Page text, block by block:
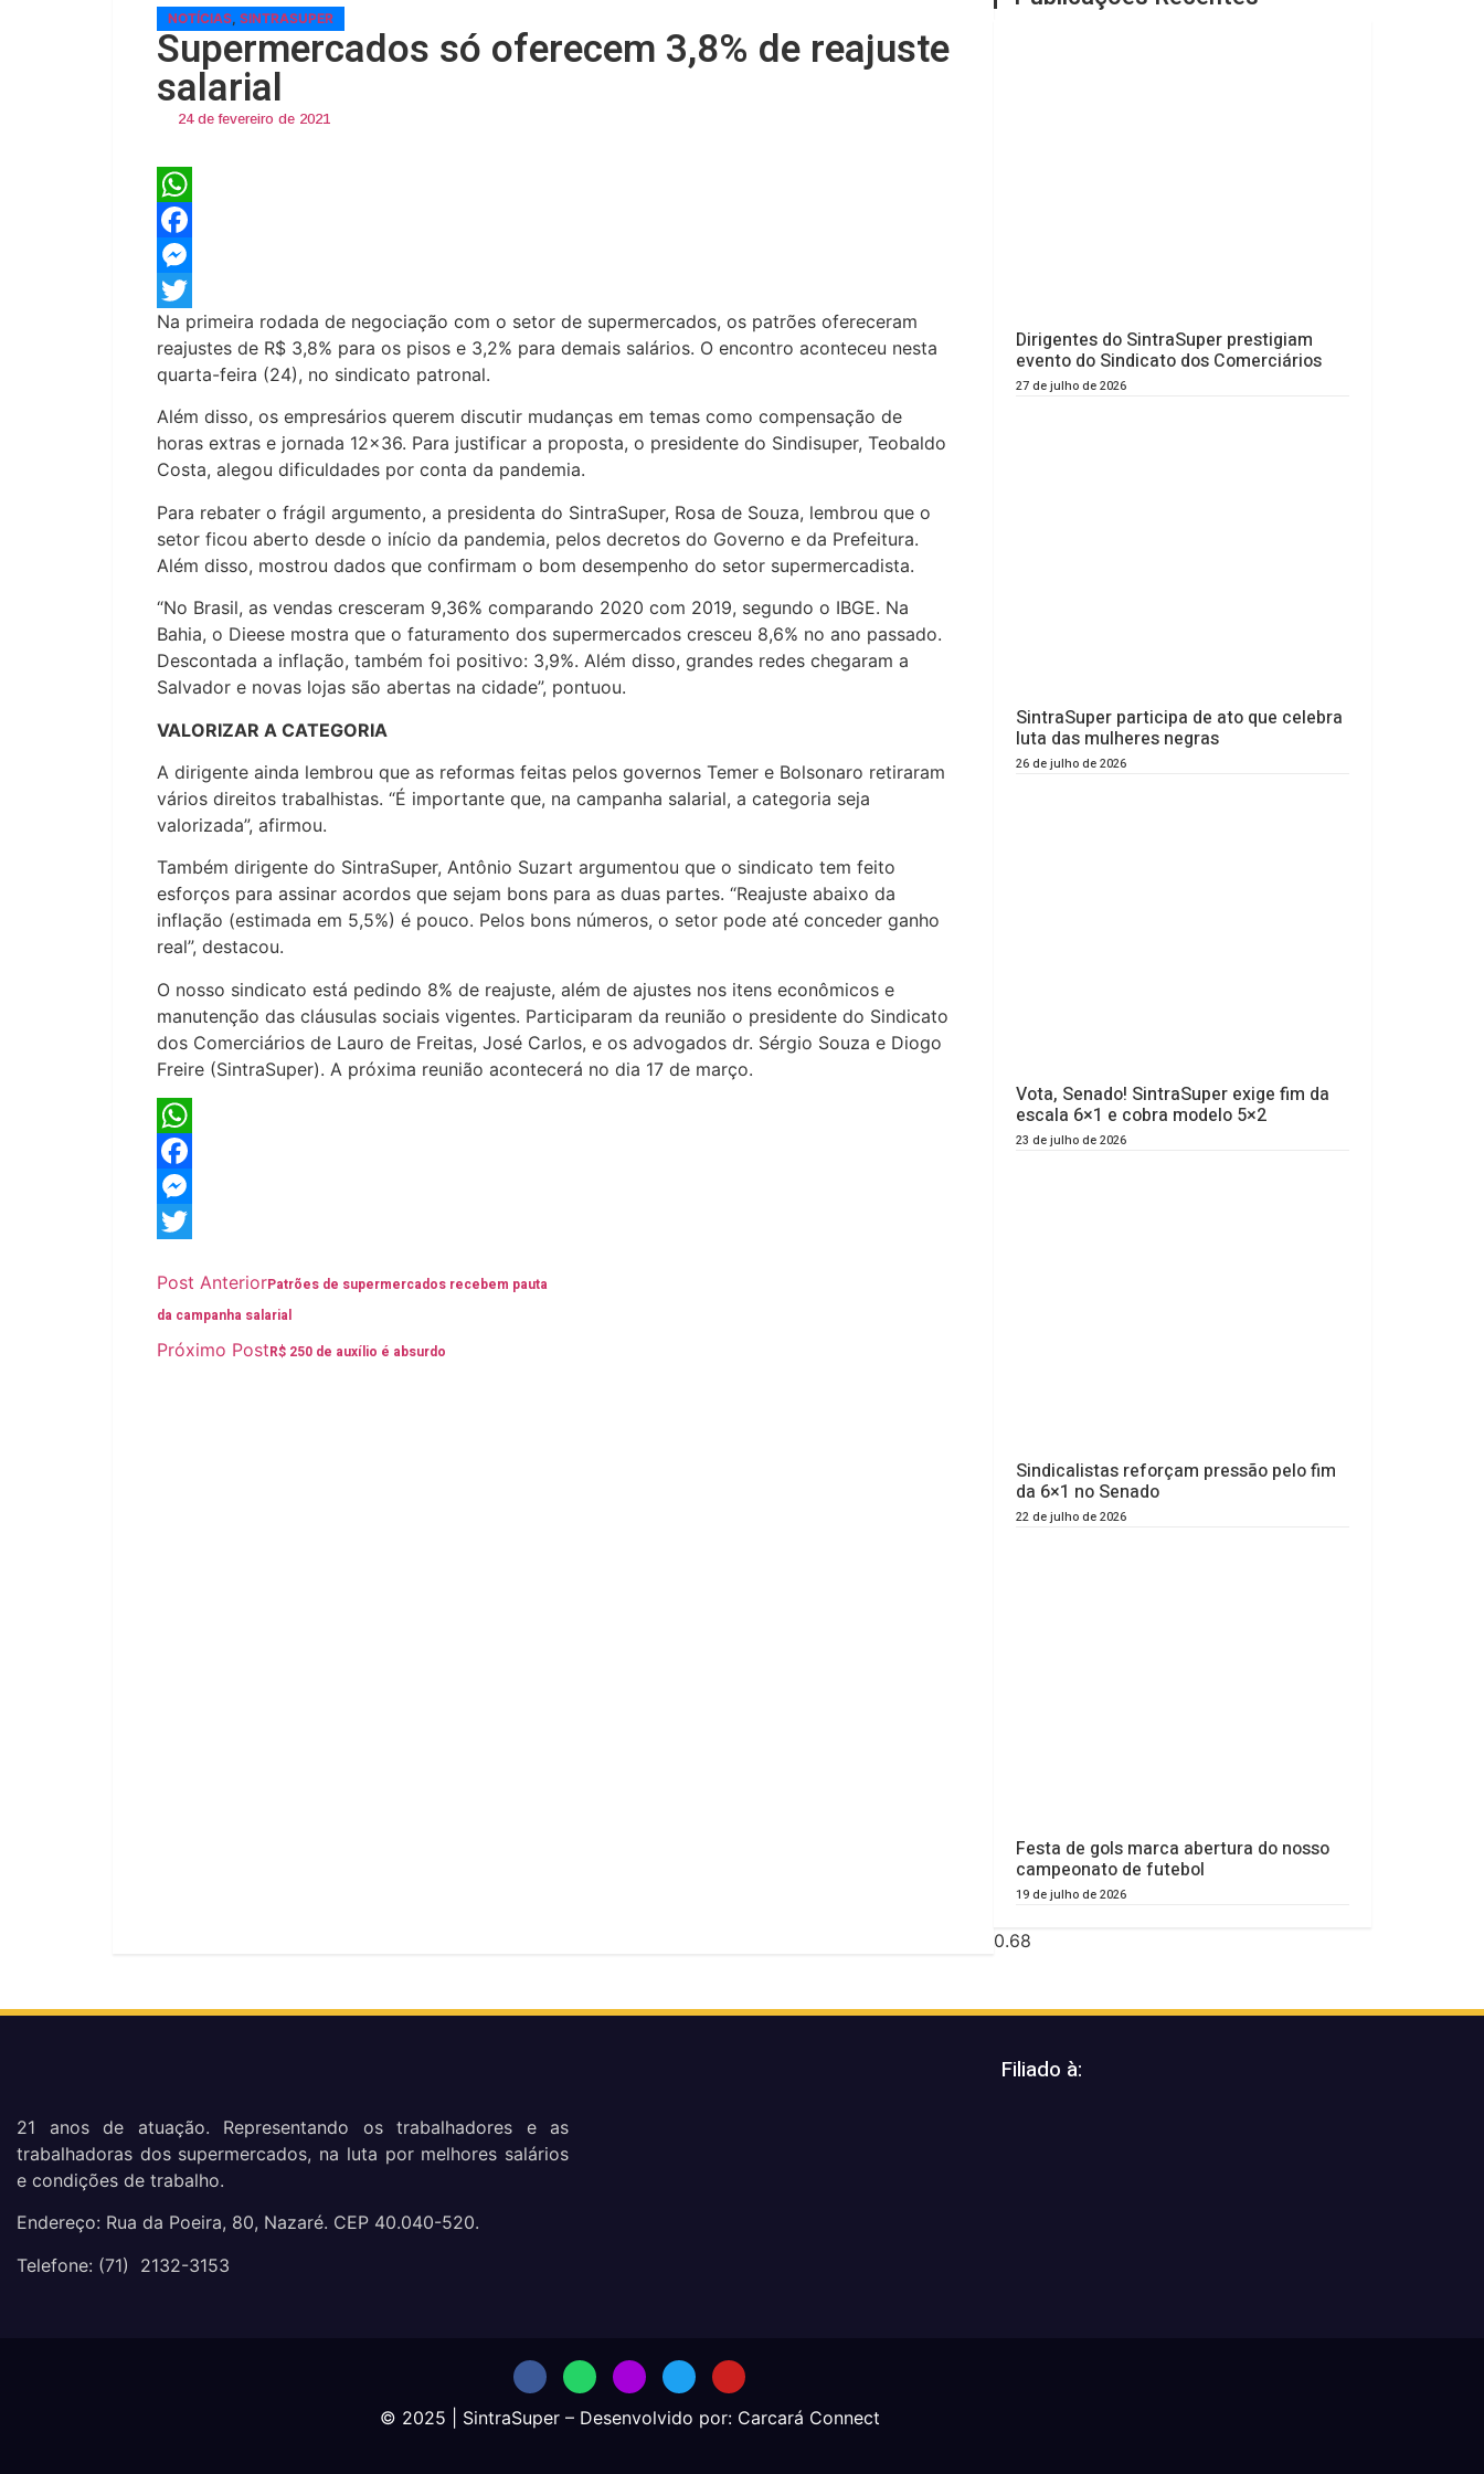
NOTÍCIAS, SINTRASUPER
Supermercados só oferecem 3,8% de reajuste
salarial
24 de fevereiro de 2021
WhatsApp
Facebook
Messenger
Twitter
Na primeira rodada de negociação com o setor de supermercados, os patrões ofereceram
reajustes de R$ 3,8% para os pisos e 3,2% para demais salários. O encontro aconteceu nesta
quarta-feira (24), no sindicato patronal.
Além disso, os empresários querem discutir mudanças em temas como compensação de
horas extras e jornada 12×36. Para justificar a proposta, o presidente do Sindisuper, Teobaldo
Costa, alegou dificuldades por conta da pandemia.
Para rebater o frágil argumento, a presidenta do SintraSuper, Rosa de Souza, lembrou que o
setor ficou aberto desde o início da pandemia, pelos decretos do Governo e da Prefeitura.
Além disso, mostrou dados que confirmam o bom desempenho do setor supermercadista.
“No Brasil, as vendas cresceram 9,36% comparando 2020 com 2019, segundo o IBGE. Na
Bahia, o Dieese mostra que o faturamento dos supermercados cresceu 8,6% no ano passado.
Descontada a inflação, também foi positivo: 3,9%. Além disso, grandes redes chegaram a
Salvador e novas lojas são abertas na cidade”, pontuou.
VALORIZAR A CATEGORIA
A dirigente ainda lembrou que as reformas feitas pelos governos Temer e Bolsonaro retiraram
vários direitos trabalhistas. “É importante que, na campanha salarial, a categoria seja
valorizada”, afirmou.
Também dirigente do SintraSuper, Antônio Suzart argumentou que o sindicato tem feito
esforços para assinar acordos que sejam bons para as duas partes. “Reajuste abaixo da
inflação (estimada em 5,5%) é pouco. Pelos bons números, o setor pode até conceder ganho
real”, destacou.
O nosso sindicato está pedindo 8% de reajuste, além de ajustes nos itens econômicos e
manutenção das cláusulas sociais vigentes. Participaram da reunião o presidente do Sindicato
dos Comerciários de Lauro de Freitas, José Carlos, e os advogados dr. Sérgio Souza e Diogo
Freire (SintraSuper). A próxima reunião acontecerá no dia 17 de março.
WhatsApp
Facebook
Messenger
Post AnteriorPatrões de supermercados recebem pauta
da campanha salarial
Próximo PostR$ 250 de auxílio é absurdo
Dirigentes do SintraSuper prestigiam
evento do Sindicato dos Comerciários
27 de julho de 2026
SintraSuper participa de ato que celebra
luta das mulheres negras
26 de julho de 2026
Vota, Senado! SintraSuper exige fim da
escala 6×1 e cobra modelo 5×2
23 de julho de 2026
Sindicalistas reforçam pressão pelo fim
da 6×1 no Senado
22 de julho de 2026
Festa de gols marca abertura do nosso
campeonato de futebol
19 de julho de 2026
21 anos de atuação. Representando os trabalhadores e as
trabalhadoras dos supermercados, na luta por melhores salários
e condições de trabalho.
Endereço: Rua da Poeira, 80, Nazaré. CEP 40.040-520.
Telefone: (71) 2132-3153
Filiado à:
© 2025 | SintraSuper – Desenvolvido por: Carcará Connect